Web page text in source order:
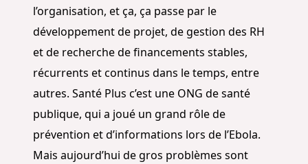
l’organisation, et ça, ça passe par le
développement de projet, de gestion des RH
et de recherche de financements stables,
récurrents et continus dans le temps, entre
autres. Santé Plus c’est une ONG de santé
publique, qui a joué un grand rôle de
prévention et d’informations lors de l’Ebola.
Mais aujourd’hui de gros problèmes sont